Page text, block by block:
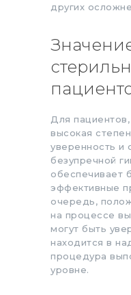
других
Для
высокая
уверенность и
безупречной
обеспечивает
эффективные
очередь,
на процессе
могут быть
находится в
процедура
уровне.